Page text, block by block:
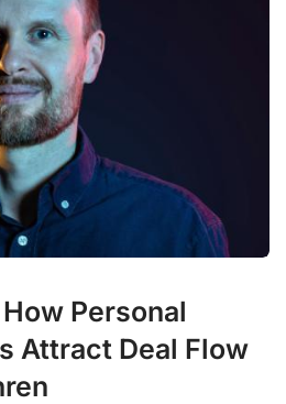
Personal
Attract Deal Flow